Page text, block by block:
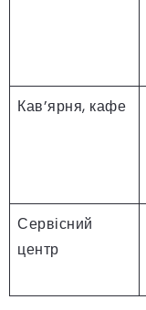
Кав’ярня, кафе
Сервісний
центр